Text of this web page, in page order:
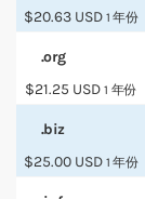
$20.63 USD 1 年份
.org
$21.25 USD 1 年份
.biz
$25.00 USD 1 年份